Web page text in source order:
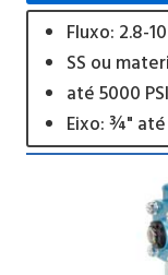
Fluxo: 2.8-
SS ou
até 5000 PSI
Eixo: ¾"